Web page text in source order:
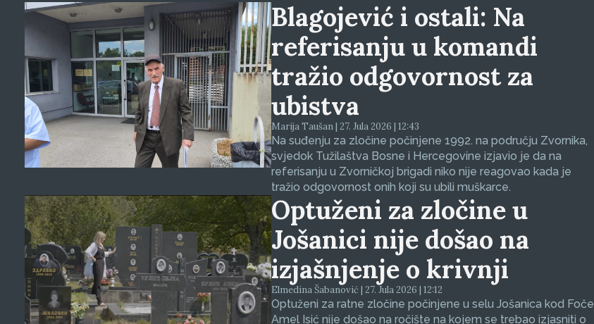
Blagojević i ostali: Na
referisanju u komandi
tražio odgovornost za
ubistva
Marija Taušan | 27. Jula 2026 | 12:43
Na suđenju za zločine počinjene 1992. na području Zvornika,
svjedok Tužilaštva Bosne i Hercegovine izjavio je da na
referisanju u Zvorničkoj brigadi niko nije reagovao kada je
tražio odgovornost onih koji su ubili muškarce.
Optuženi za zločine u
Jošanici nije došao na
izjašnjenje o krivnji
Elmedina Šabanović | 27. Jula 2026 | 12:12
Optuženi za ratne zločine počinjene u selu Jošanica kod Foče
Amel Isić nije došao na ročište na kojem se trebao izjasniti o